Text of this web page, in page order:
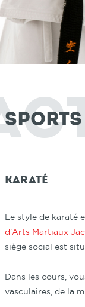
Sports
Karaté
Le style de karaté
d'Arts Martiaux
siège social est
Dans les cours,
vasculaires, de la